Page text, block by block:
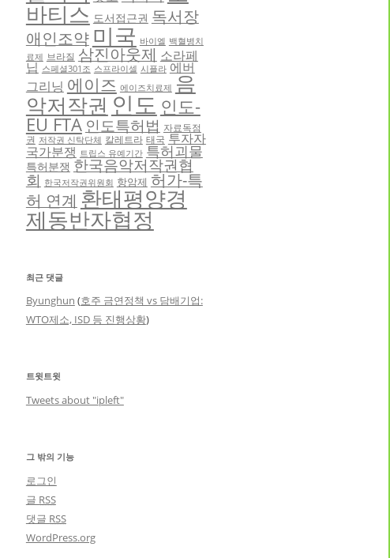
바티스 도서접근권 독서장
애인조약 미국 바이엘 백혈병치
료제 브라질 삼진아웃제 소라페
닙 스페셜301조 스프라이셀 시플라 에버
그리닝 에이즈 에이즈치료제 음
악저작권 인도 인도-
EU FTA 인도특허법 자료독점
권 저작권 신탁단체 칼레트라 태국 투자자
국가분쟁 트립스 유예기간 특허괴물
특허분쟁 한국음악저작권협
회 한국저작권위원회 항암제 허가-특
허 연계 환태평양경
제동반자협정
최근 댓글
Byunghun (호주 금연정책 vs 담배기업:
WTO제소, ISD 등 진행상황)
트윗트윗
Tweets about "ipleft"
그 밖의 기능
로그인
글 RSS
댓글 RSS
WordPress.org